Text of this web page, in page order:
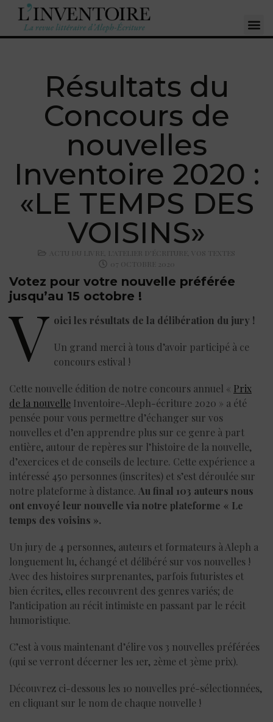
Résultats du
Concours de
nouvelles
Inventoire 2020 :
«LE TEMPS DES
VOISINS»
ACTU DU LIVRE L'ATELIER D'ÉCRITURE
VOS TEXTES
07 OCTOBRE 2020
Votez pour votre nouvelle préférée
jusqu’au 15 octobre !
V oici les résultats de la délibération du jury !
Un grand merci à tous d’avoir participé à ce
concours estival !
Cette nouvelle édition de notre concours annuel « Prix
de la nouvelle Inventoire-Aleph-écriture 2020 » a été
pensée pour vous permettre d’échanger sur vos
nouvelles et d’en apprendre plus sur ce genre à part
entière, autour de repères sur l’histoire de la nouvelle,
d’exercices et de conseils de lecture. Cette expérience a
intéressé 450 personnes (inscrites) et s’est déroulée sur
notre plateforme à distance. Au final 103 auteurs nous
ont envoyé leur nouvelle via notre plateforme « Le
temps des voisins ».
Un jury de 4 personnes, auteurs et formateurs à Aleph a
longuement lu, échangé et délibéré sur vos nouvelles !
Avec des histoires surprenantes, parfois futuristes et
bien écrites, elles recouvrent des genres variés; de
l’anticipation au récit intimiste en passant par le récit
humoristique.
C’est à vous maintenant d’élire vos 3 nouvelles préférées
(qui se verront décerner les 1er, 2ème et 3ème prix).
Découvrez ci-dessous les 10 nouvelles pré-sélectionnées,
en cliquant sur le nom de chaque nouvelle !